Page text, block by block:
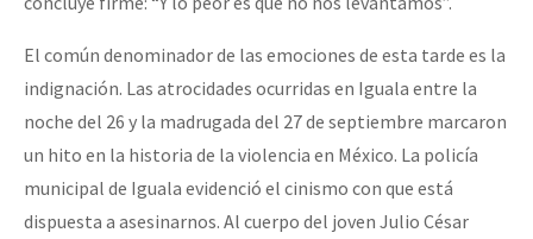
El común denominador de las emociones de esta tarde es la
indignación. Las atrocidades ocurridas en Iguala entre la
noche del 26 y la madrugada del 27 de septiembre marcaron
un hito en la historia de la violencia en México. La policía
municipal de Iguala evidenció el cinismo con que está
dispuesta a asesinarnos. Al cuerpo del joven Julio César